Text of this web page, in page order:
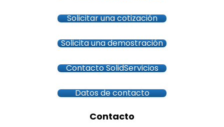
Solicitar una cotización
Solicita una demostración
Contacto SolidServicios
Datos de contacto
Contacto